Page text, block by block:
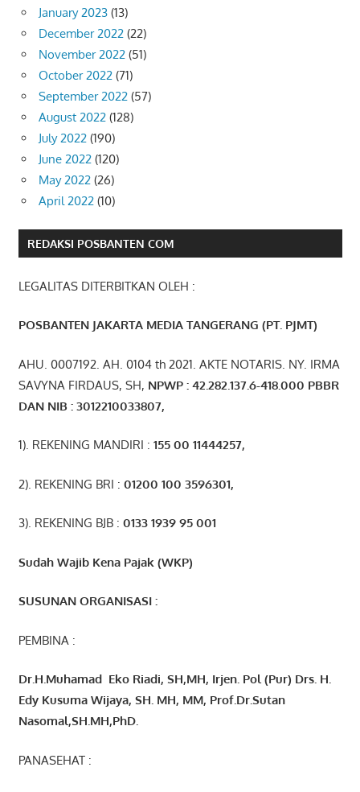
January 2023 (13)
December 2022 (22)
November 2022 (51)
October 2022 (71)
September 2022 (57)
August 2022 (128)
July 2022 (190)
June 2022 (120)
May 2022 (26)
April 2022 (10)
REDAKSI POSBANTEN COM
LEGALITAS DITERBITKAN OLEH :
POSBANTEN JAKARTA MEDIA TANGERANG (PT. PJMT)
AHU. 0007192. AH. 0104 th 2021. AKTE NOTARIS. NY. IRMA
SAVYNA FIRDAUS, SH, NPWP : 42. 282 .137.6-418.000 PBBR
DAN NIB :3012210033807,
1). REKENING MANDIRI : 155 00 11444257,
2). REKENING BRI : 01200 100 3596301,
3). REKENING BJB : 0133 1939 95 001
Sudah Wajib Kena Pajak (WKP)
SUSUNAN ORGANISASI :
PEMBINA :
Dr.H.Muhamad Eko Riadi, SH,MH, Irjen. Pol (Pur) Drs. H.
Edy Kusuma Wijaya, SH. MH, MM, Prof.Dr.Sutan
Nasomal,SH.MH,PhD.
PANASEHAT :